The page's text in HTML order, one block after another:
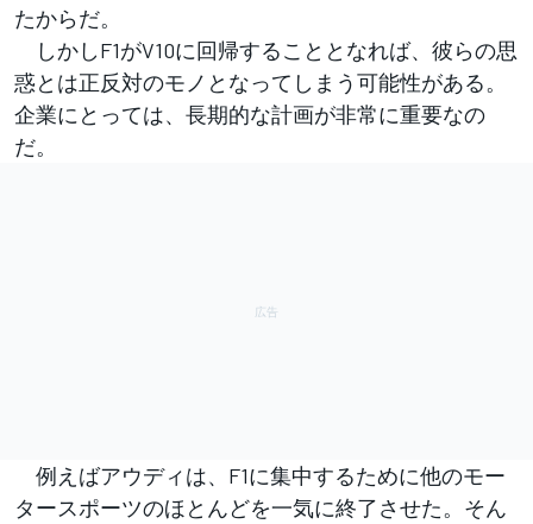
たからだ。
しかしF1がV10に回帰することとなれば、彼らの思
惑とは正反対のモノとなってしまう可能性がある。
企業にとっては、長期的な計画が非常に重要なの
だ。
例えばアウディは、F1に集中するために他のモー
タースポーツのほとんどを一気に終了させた。そん